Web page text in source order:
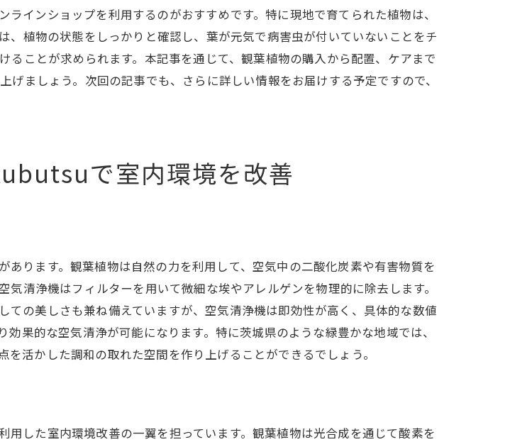
やすいkanyoushiyokubutsu
選びで失敗しないポイント
基本的なお手入れ方法
kanyoushiyokubutsuの増やし方
空気清浄作用で快適な生活を手に入れる
の空気清浄効果
る生活環境の健康への影響
の選び方
使った持続可能な生活改善
気清浄作用を理解し活かす方法
インショップを利用するのがおすすめです。特に現地で育てられた植物は、
植物の状態をしっかりと確認し、葉が元気で病害虫が付いていないことをチ
ことが求められます。本記事を通じて、観葉植物の購入から配置、ケアまで
ましょう。次回の記事でも、さらに詳しい情報をお届けする予定ですので、
で室内環境を改善
ります。観葉植物は自然の力を利用して、空気中の二酸化炭素や有害物質を
清浄機はフィルターを用いて微細な埃やアレルゲンを物理的に除去します。
の美しさも兼ね備えていますが、空気清浄機は即効性が高く、具体的な数値
果的な空気清浄が可能になります。特に茨城県のような緑豊かな地域では、
活かした調和の取れた空間を作り上げることができるでしょう。
した室内環境改善の一翼を担っています。観葉植物は光合成を通じて酸素を